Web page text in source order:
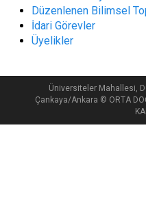
Düzenlenen Bilimsel
İdari Görevler
Üyelikler
Üniversiteler Mahallesi,
Çankaya/Ankara © ORTA